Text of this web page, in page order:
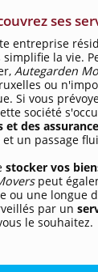
ses
entreprise
simplifie la vie.
Autegarden
ou
Si vous
société
des
un passage
stocker vos
peut
ou une longue
par un
le souhaitez.